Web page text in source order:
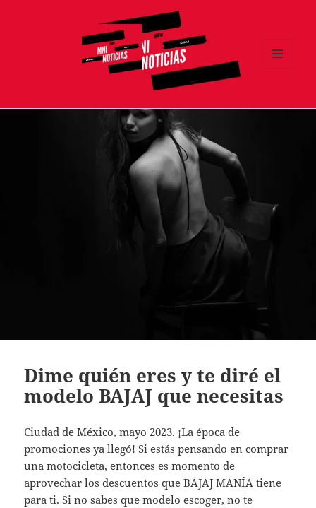
Dime quién eres y te diré el
modelo BAJAJ que necesitas
Ciudad de México, mayo 2023. ¡La época de
promociones ya llegó! Si estás pensando en comprar
una motocicleta, entonces es momento de
aprovechar los descuentos que BAJAJ MANÍA tiene
para ti. Si no sabes que modelo escoger, no te